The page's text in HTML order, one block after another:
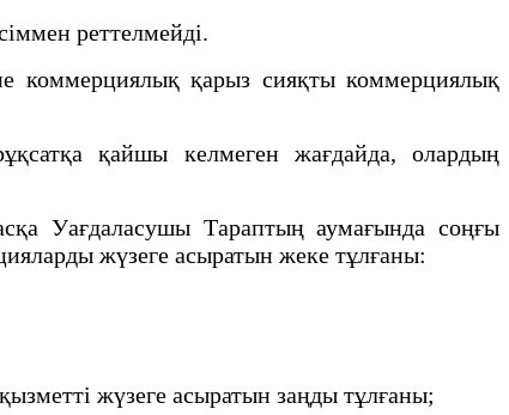
реттелмейді.
коммерциялық қарыз сияқты коммерциялық
қайшы келмеген жағдайда, олардың
Уағдаласушы Тараптың аумағында соңғы
жүзеге асыратын жеке тұлғаны:
жүзеге асыратын заңды тұлғаны;